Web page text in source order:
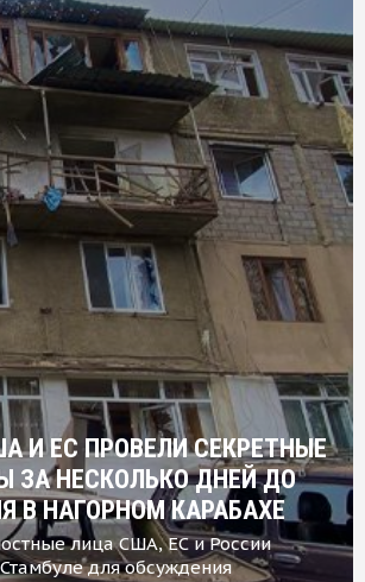
И ЕС ПРОВЕЛИ СЕКРЕТНЫЕ
ЗА НЕСКОЛЬКО ДНЕЙ ДО
В НАГОРНОМ КАРАБАХЕ
лица США, ЕС и России
для обсуждения